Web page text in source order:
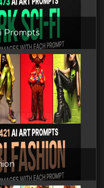
Prompts